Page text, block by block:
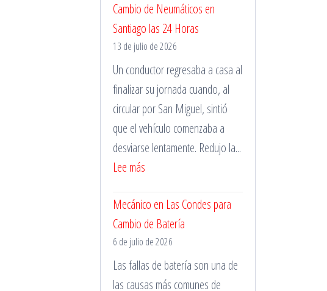
de
Pinchazos
la
Madrugada
Cambio de Neumáticos en
Santiago las 24 Horas
13 de julio de 2026
Un conductor regresaba a casa al
finalizar su jornada cuando, al
circular por San Miguel, sintió
que el vehículo comenzaba a
desviarse lentamente. Redujo la...
Lee más
de
Neumáticos
en
Santiago
las
Mecánico en Las Condes para
Cambio de Batería
6 de julio de 2026
Las fallas de batería son una de
las causas más comunes de